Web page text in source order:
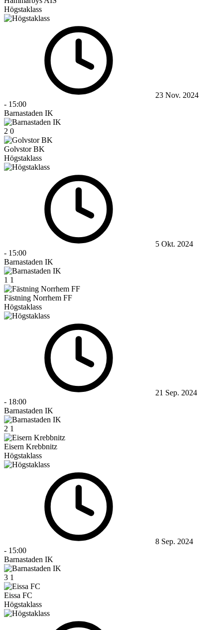
Högstaklass
23 Nov. 2024
- 15:00
Barnastaden IK
2 0
Golvstor BK
Högstaklass
5 Okt. 2024
- 15:00
Barnastaden IK
1 1
Fästning Norrhem FF
Högstaklass
21 Sep. 2024
- 18:00
Barnastaden IK
2 1
Eisern Krebbnitz
Högstaklass
8 Sep. 2024
- 15:00
Barnastaden IK
3 1
Eissa FC
Högstaklass